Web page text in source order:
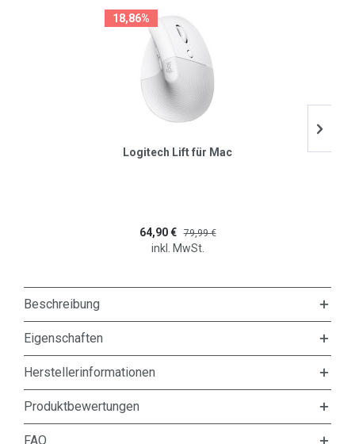
18,86%
Logitech Lift für Mac
64,90 € 79,99 €
inkl. MwSt.
Beschreibung
Eigenschaften
Herstellerinformationen
Produktbewertungen
FAQ